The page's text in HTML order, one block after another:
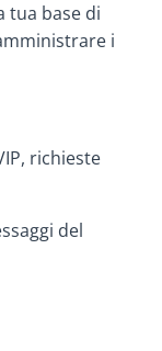
tua base di
i
richieste
del